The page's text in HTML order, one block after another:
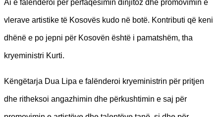
Ai e falënderoi për përfaqësimin dinjitoz dhe promovimin e
vlerave artistike të Kosovës kudo në botë. Kontributi që keni
dhënë e po jepni për Kosovën është i pamatshëm, tha
kryeministri Kurti.
Këngëtarja Dua Lipa e falënderoi kryeministrin për pritjen
dhe ritheksoi angazhimin dhe përkushtimin e saj për